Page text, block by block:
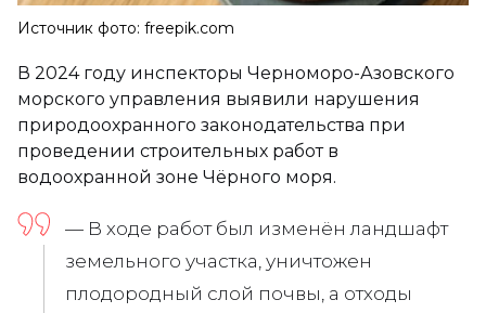
Источник фото: freepik.com
В 2024 году инспекторы Черноморо-Азовского
морского управления выявили нарушения
природоохранного законодательства при
проведении строительных работ в
водоохранной зоне Чёрного моря.
— В ходе работ был изменён ландшафт
земельного участка, уничтожен
плодородный слой почвы, а отходы